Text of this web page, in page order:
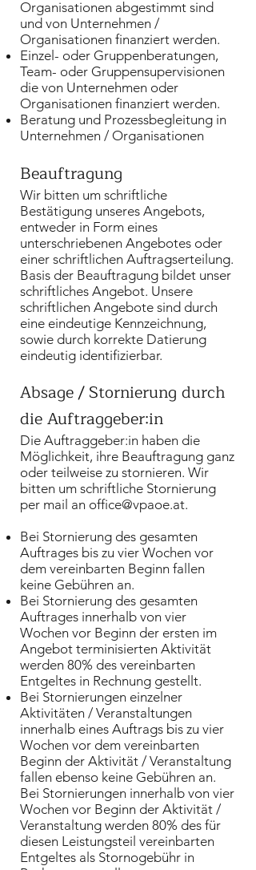
Organisationen abgestimmt sind
und von Unternehmen /
Organisationen finanziert werden.
Einzel- oder Gruppenberatungen,
Team- oder Gruppensupervisionen
die von Unternehmen oder
Organisationen finanziert werden.
Beratung und Prozessbegleitung in
Unternehmen / Organisationen
Beauftragung
Wir bitten um schriftliche
Bestätigung unseres Angebots,
entweder in Form eines
unterschriebenen Angebotes oder
einer schriftlichen Auftragserteilung.
Basis der Beauftragung bildet unser
schriftliches Angebot. Unsere
schriftlichen Angebote sind durch
eine eindeutige Kennzeichnung,
sowie durch korrekte Datierung
eindeutig identifizierbar.
Absage / Stornierung durch
die Auftraggeber:in
Die Auftraggeber:in haben die
Möglichkeit, ihre Beauftragung ganz
oder teilweise zu stornieren. Wir
bitten um schriftliche Stornierung
per mail an office@vpaoe.at.
Bei Stornierung des gesamten
Auftrages bis zu vier Wochen vor
dem vereinbarten Beginn fallen
keine Gebühren an.
Bei Stornierung des gesamten
Auftrages innerhalb von vier
Wochen vor Beginn der ersten im
Angebot terminisierten Aktivität
werden 80% des vereinbarten
Entgeltes in Rechnung gestellt.
Bei Stornierungen einzelner
Aktivitäten / Veranstaltungen
innerhalb eines Auftrags bis zu vier
Wochen vor dem vereinbarten
Beginn der Aktivität / Veranstaltung
fallen ebenso keine Gebühren an.
Bei Stornierungen innerhalb von vier
Wochen vor Beginn der Aktivität /
Veranstaltung werden 80% des für
diesen Leistungsteil vereinbarten
Entgeltes als Stornogebühr in